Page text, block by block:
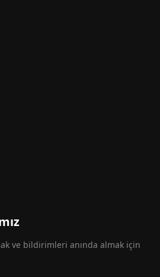
ve bildirimleri anında almak için